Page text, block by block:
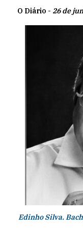
O Diário - 26 de
Edinho Silva.